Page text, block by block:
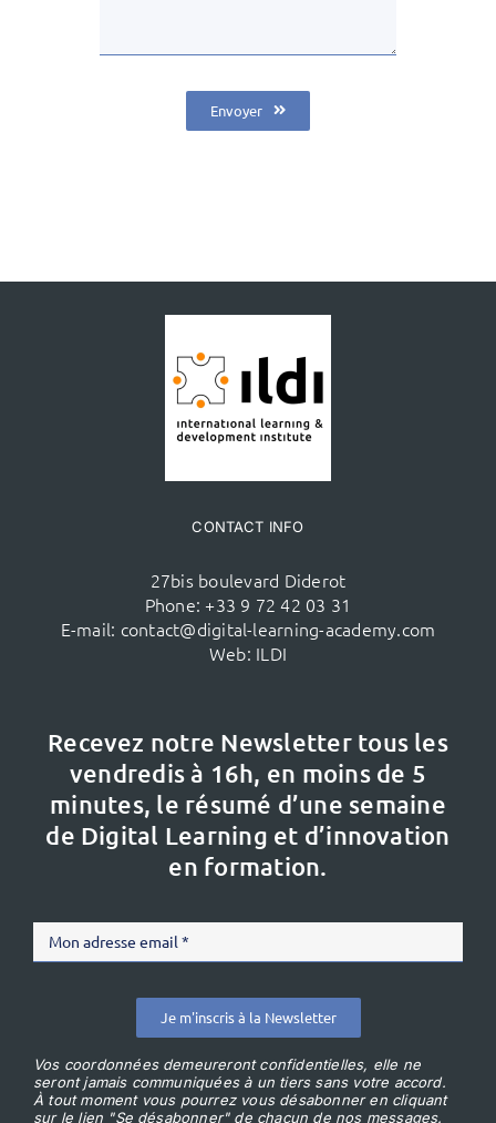
Envoyer
CONTACT INFO
27bis boulevard Diderot
Phone: +33 9 72 42 03 31
E-mail: contact@digital-learning-academy.com
Web: ILDI
Recevez notre Newsletter tous les
vendredis à 16h, en moins de 5
minutes, le résumé d’une semaine
de Digital Learning et d’innovation
en formation.
Je m'inscris à la Newsletter
Vos coordonnées demeureront confidentielles, elle ne
seront jamais communiquées à un tiers sans votre accord.
À tout moment vous pourrez vous désabonner en cliquant
sur le lien "Se désabonner" de chacun de nos messages.